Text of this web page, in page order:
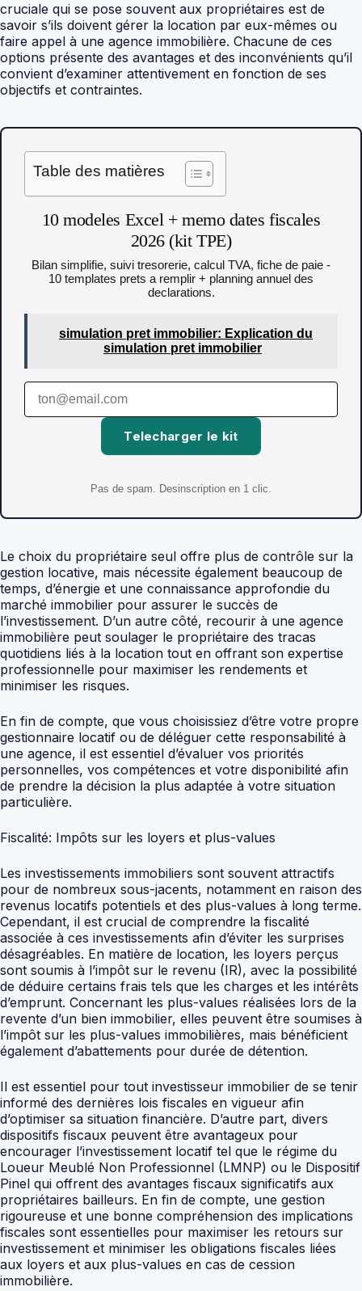
cruciale qui se pose souvent aux propriétaires est de
savoir s’ils doivent gérer la location par eux-mêmes ou
faire appel à une agence immobilière. Chacune de ces
options présente des avantages et des inconvénients qu’il
convient d’examiner attentivement en fonction de ses
objectifs et contraintes.
Table des matières
10 modeles Excel + memo dates fiscales
2026 (kit TPE)
Bilan simplifie, suivi tresorerie, calcul TVA, fiche de paie -
10 templates prets a remplir + planning annuel des
declarations.
simulation pret immobilier: Explication du
simulation pret immobilier
Telecharger le kit
Pas de spam. Desinscription en 1 clic.
Le choix du propriétaire seul offre plus de contrôle sur la
gestion locative, mais nécessite également beaucoup de
temps, d’énergie et une connaissance approfondie du
marché immobilier pour assurer le succès de
l’investissement. D’un autre côté, recourir à une agence
immobilière peut soulager le propriétaire des tracas
quotidiens liés à la location tout en offrant son expertise
professionnelle pour maximiser les rendements et
minimiser les risques.
En fin de compte, que vous choisissiez d’être votre propre
gestionnaire locatif ou de déléguer cette responsabilité à
une agence, il est essentiel d’évaluer vos priorités
personnelles, vos compétences et votre disponibilité afin
de prendre la décision la plus adaptée à votre situation
particulière.
Fiscalité: Impôts sur les loyers et plus-values
Les investissements immobiliers sont souvent attractifs
pour de nombreux sous-jacents, notamment en raison des
revenus locatifs potentiels et des plus-values à long terme.
Cependant, il est crucial de comprendre la fiscalité
associée à ces investissements afin d’éviter les surprises
désagréables. En matière de location, les loyers perçus
sont soumis à l’impôt sur le revenu (IR), avec la possibilité
de déduire certains frais tels que les charges et les intérêts
d’emprunt. Concernant les plus-values réalisées lors de la
revente d’un bien immobilier, elles peuvent être soumises à
l’impôt sur les plus-values immobilières, mais bénéficient
également d’abattements pour durée de détention.
Il est essentiel pour tout investisseur immobilier de se tenir
informé des dernières lois fiscales en vigueur afin
d’optimiser sa situation financière. D’autre part, divers
dispositifs fiscaux peuvent être avantageux pour
encourager l’investissement locatif tel que le régime du
Loueur Meublé Non Professionnel (LMNP) ou le Dispositif
Pinel qui offrent des avantages fiscaux significatifs aux
propriétaires bailleurs. En fin de compte, une gestion
rigoureuse et une bonne compréhension des implications
fiscales sont essentielles pour maximiser les retours sur
investissement et minimiser les obligations fiscales liées
aux loyers et aux plus-values en cas de cession
immobilière.